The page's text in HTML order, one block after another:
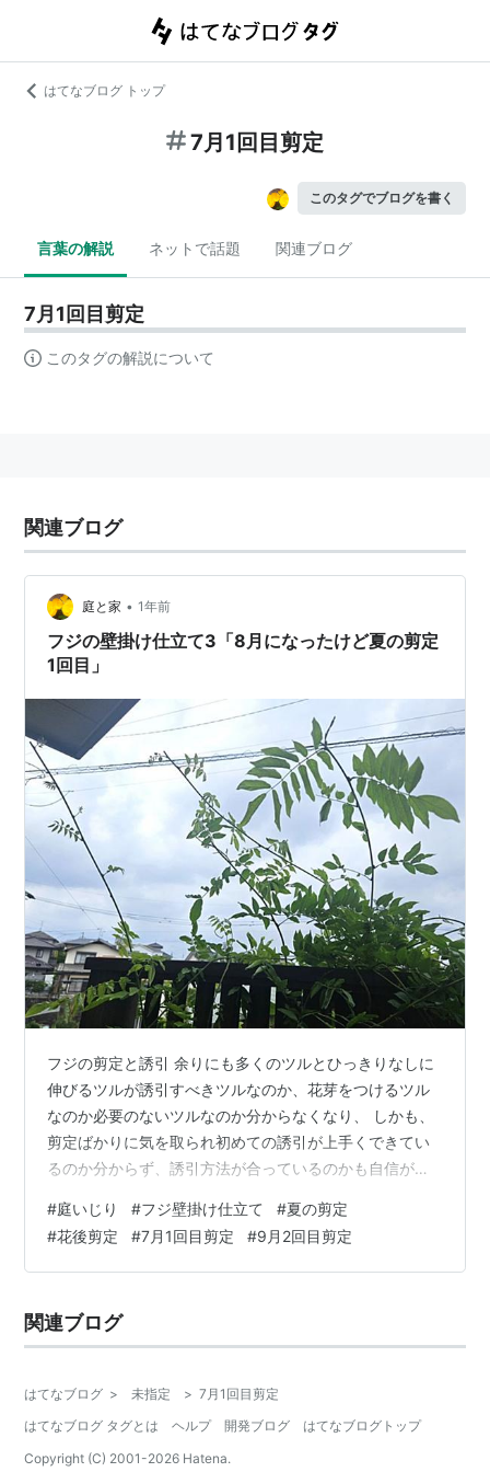
はてなブログ トップ
7月1回目剪定
このタグでブログを書く
言葉の解説 ネットで話題 関連ブログ
7月1回目剪定
このタグの解説について
関連ブログ
庭と家 • 1年前
フジの壁掛け仕立て3「8月になったけど夏の剪定
1回目」
フジの剪定と誘引 余りにも多くのツルとひっきりなしに
伸びるツルが誘引すべきツルなのか、花芽をつけるツル
なのか必要のないツルなのか分からなくなり、 しかも、
剪定ばかりに気を取られ初めての誘引が上手くできてい
るのか分からず、誘引方法が合っているのかも自信がな
後悔しても、初夏から始めた誘引ツルが時間の経過とと
もに木化して硬くなってしまうので焦っています。
2025.7.19 デッキ外側外側からだと子ツルは余り見えませ
るために、夏（9月）までの剪定スケジュールをまとめて
みました。 私の小話：枝と蔓（…
#庭いじり #フジ壁掛け仕立て #夏の剪定
#花後剪定 #7月1回目剪定 #9月2回目剪定
関連ブログ
はてなブログ > 未指定 > 7月1回目剪定
はてなブログ タグとは
ヘルプ 開発ブログ
はてなブログトップ
Copyright (C) 2001-2026 Hatena.